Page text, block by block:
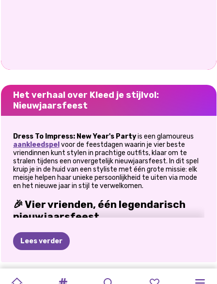
Het verhaal over Kleed je stijlvol:
Nieuwjaarsfeest
Dress To Impress: New Year's Partyis een glamoureus
aankleedspel voor de feestdagen waarin je vier beste
vriendinnen kunt stylen in prachtige outfits, klaar om te
stralen tijdens een onvergetelijk nieuwjaarsfeest. In dit spel
kruip je in de huid van een styliste met één grote missie: elk
meisje helpen haar unieke persoonlijkheid te uiten via mode
en het nieuwe jaar in stijl te verwelkomen.
🎉 Vier vrienden, één legendarisch
nieuwjaarsfeest
De aftelling is begonnen, de muziek wordt steeds harder en
de lichtjes fonkelen. In Dress To Impress: New Year's Party
sluit je je aan bij vier stijlvolle vriendinnen,
spannende avond van het jaar. Wat deze game zo bijzonder
maakt, is dat elk meisje haar eigen themagarderobe heeft,
Lees verder
MAKE-UP
GLITTERFEEST MODEDOOS:
FROZEN VILLAIN'S ZUSSEN